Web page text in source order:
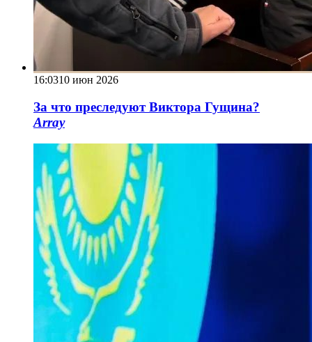
16:0310 июн 2026
За что преследуют Виктора Гущина?
Array